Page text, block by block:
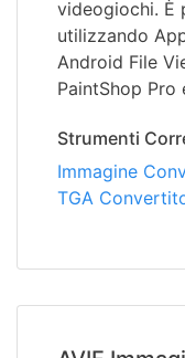
videogiochi. È
utilizzando
Android File
PaintShop Pro
Strumenti
Immagine
TGA